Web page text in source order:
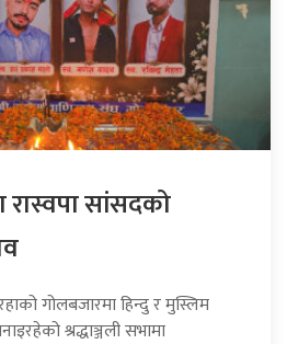
रास्वपा सांसदको
गोलबजारमा हिन्दु र मुस्लिम
श्रद्धाञ्जली सभामा